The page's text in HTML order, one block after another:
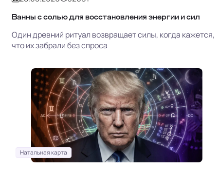
Ванны с солью для восстановления энергии и сил
Один древний ритуал возвращает силы, когда кажется,
что их забрали без спроса
Натальная карта